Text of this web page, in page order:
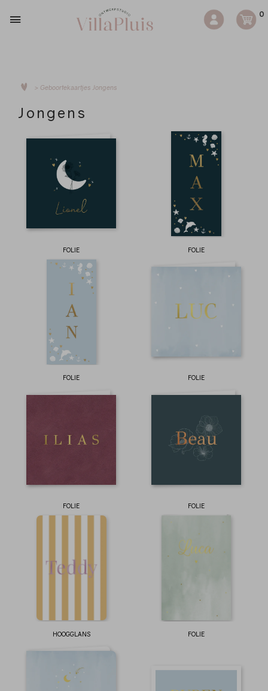
0
> Geboortekaartjes Jongens
Jongens
FOLIE FOLIE
FOLIE FOLIE
FOLIE FOLIE
HOOGGLANS FOLIE